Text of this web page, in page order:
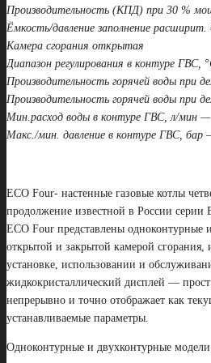
Производительность (КПД) при 30 %
Ёмкость/давление заполнение
Камера сгорания открытая
Диапазон регулирования в контуре ГВС,
Производительность горячей воды при
Производительность горячей воды при
Мин.расход воды в контуре ГВС, л/мин —
Макс./мин. давление в контуре ГВС, бар
ECO Four- настенные газовые котлы
продолжение известной в России
ECO Four представлены одноконтурные
открытой и закрытой камерой сгорания,
установке, использовании и
жидкокристаллический дисплей —
непрерывно и точно отображает как
устанавливаемые параметры.
Одноконтурные и двухконтурные